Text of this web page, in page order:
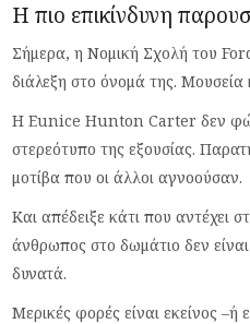
Η πιο επικίνδυνη
Σήμερα, η Νομική Σχολή του
διάλεξη στο όνομά της. Μουσεία
Η Eunice Hunton Carter δεν
στερεότυπο της εξουσίας.
μοτίβα που οι άλλοι αγνοούσαν.
Και απέδειξε κάτι που αντέχει
άνθρωπος στο δωμάτιο δεν
δυνατά.
Μερικές φορές είναι εκείνος –ή